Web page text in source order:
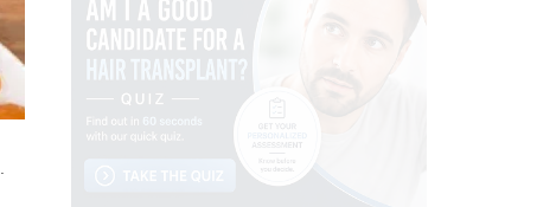
מעסיק גברים ונשים רבים, ובמאמר זה נציג כיצד ויטמינים ותזונה נכונה משפיעים על בריאות הקרקפת וצמיחת השיער.